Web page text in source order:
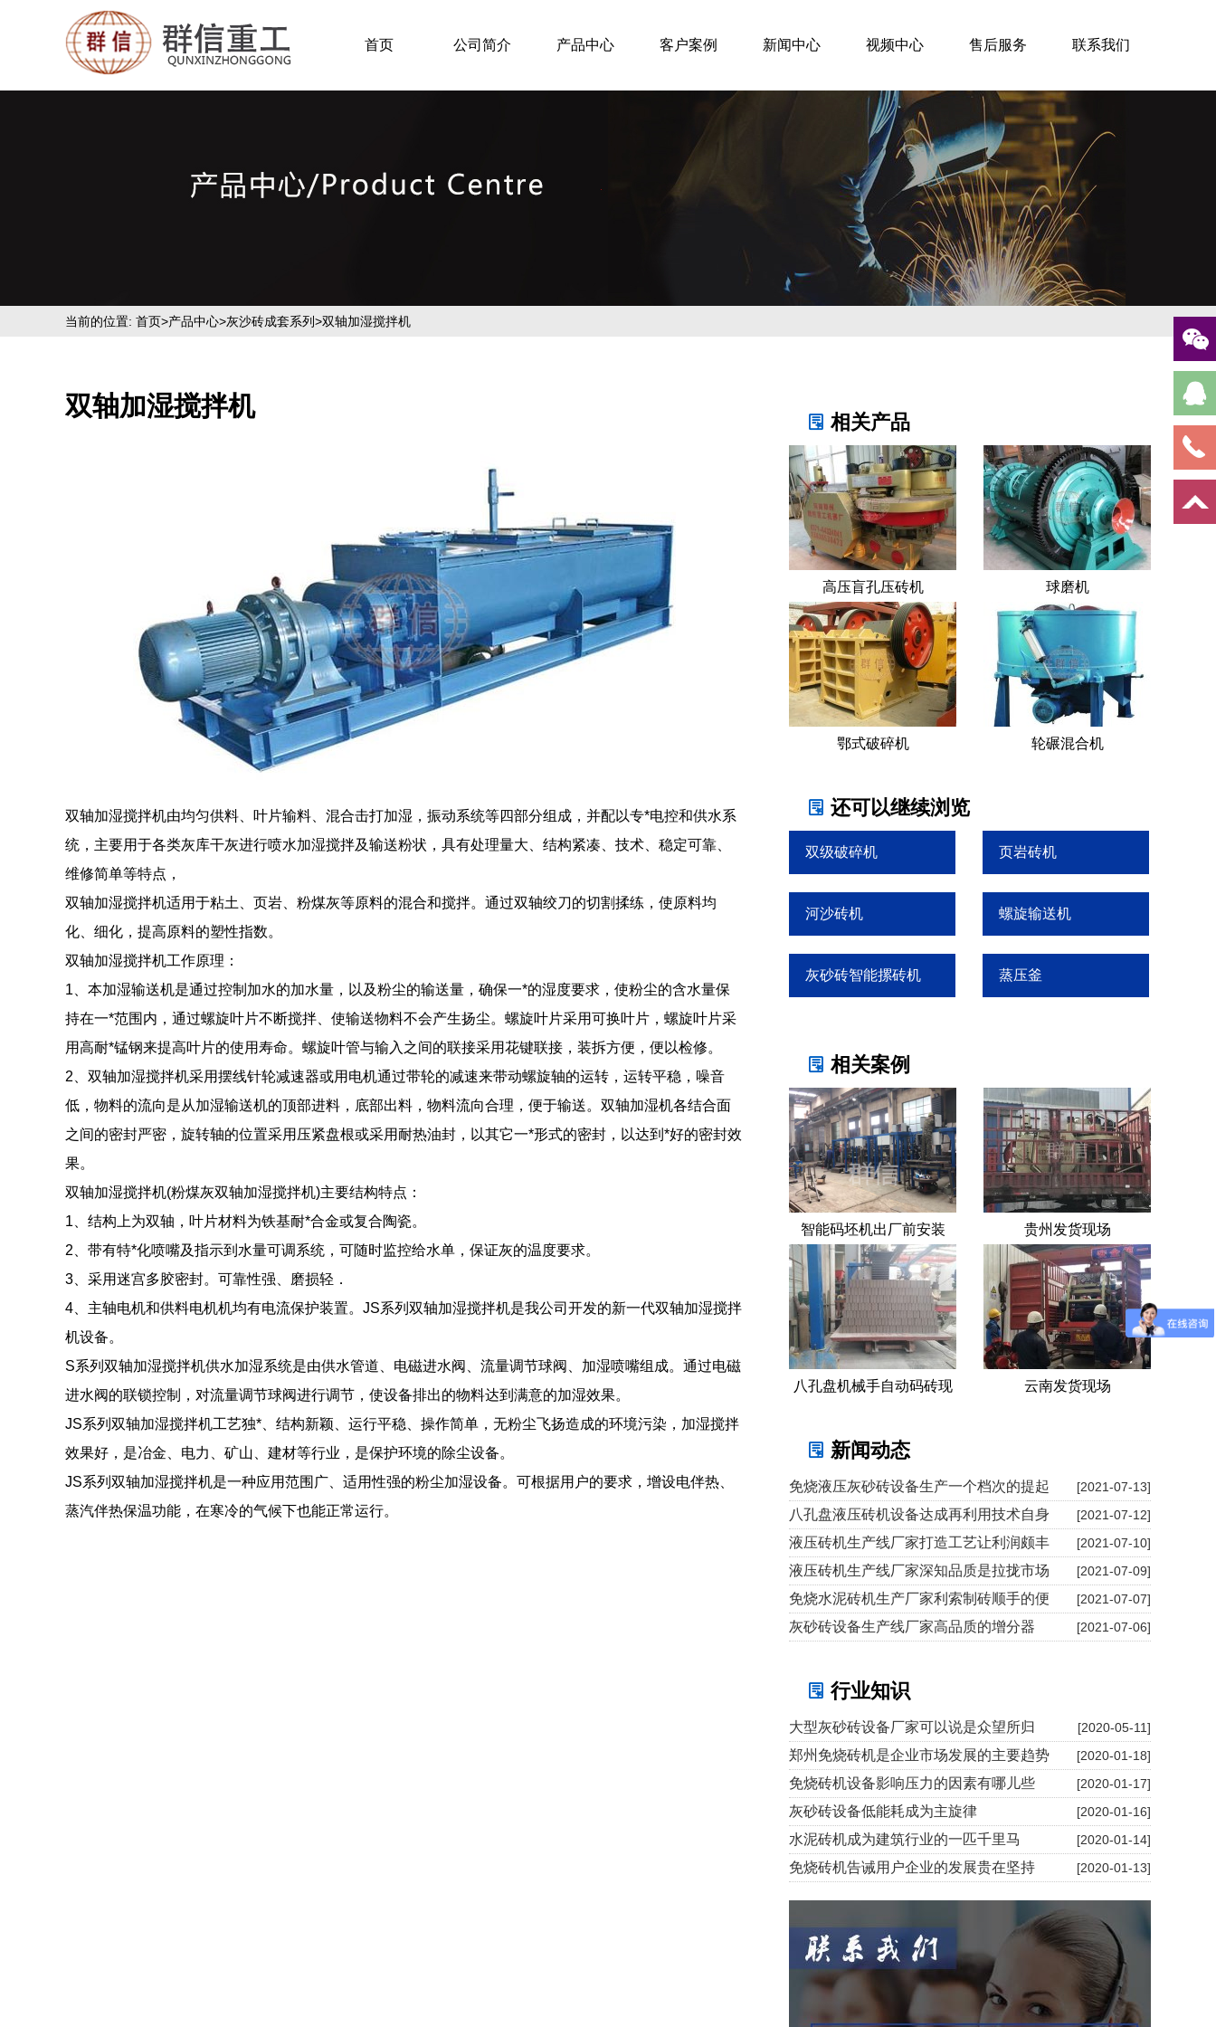
首页 公司简介 产品中心 客户案例 新闻中心 视频中心 售后服务 联系我们
当前的位置: 首页>产品中心>灰沙砖成套系列>双轴加湿搅拌机
双轴加湿搅拌机
双轴加湿搅拌机由均匀供料、叶片输料、混合击打加湿，振动系统等四部分组成，并配以专*电控和供水系
统，主要用于各类灰库干灰进行喷水加湿搅拌及输送粉状，具有处理量大、结构紧凑、技术、稳定可靠、
维修简单等特点，
双轴加湿搅拌机适用于粘土、页岩、粉煤灰等原料的混合和搅拌。通过双轴绞刀的切割揉练，使原料均
化、细化，提高原料的塑性指数。
双轴加湿搅拌机工作原理：
1、本加湿输送机是通过控制加水的加水量，以及粉尘的输送量，确保一*的湿度要求，使粉尘的含水量保
持在一*范围内，通过螺旋叶片不断搅拌、使输送物料不会产生扬尘。螺旋叶片采用可换叶片，螺旋叶片采
用高耐*锰钢来提高叶片的使用寿命。螺旋叶管与输入之间的联接采用花键联接，装拆方便，便以检修。
2、双轴加湿搅拌机采用摆线针轮减速器或用电机通过带轮的减速来带动螺旋轴的运转，运转平稳，噪音
低，物料的流向是从加湿输送机的顶部进料，底部出料，物料流向合理，便于输送。双轴加湿机各结合面
之间的密封严密，旋转轴的位置采用压紧盘根或采用耐热油封，以其它一*形式的密封，以达到*好的密封效
果。
双轴加湿搅拌机(粉煤灰双轴加湿搅拌机)主要结构特点：
1、结构上为双轴，叶片材料为铁基耐*合金或复合陶瓷。
2、带有特*化喷嘴及指示到水量可调系统，可随时监控给水单，保证灰的温度要求。
3、采用迷宫多胶密封。可靠性强、磨损轻．
4、主轴电机和供料电机机均有电流保护装置。JS系列双轴加湿搅拌机是我公司开发的新一代双轴加湿搅拌
机设备。
S系列双轴加湿搅拌机供水加湿系统是由供水管道、电磁进水阀、流量调节球阀、加湿喷嘴组成。通过电磁
进水阀的联锁控制，对流量调节球阀进行调节，使设备排出的物料达到满意的加湿效果。
JS系列双轴加湿搅拌机工艺独*、结构新颖、运行平稳、操作简单，无粉尘飞扬造成的环境污染，加湿搅拌
效果好，是冶金、电力、矿山、建材等行业，是保护环境的除尘设备。
JS系列双轴加湿搅拌机是一种应用范围广、适用性强的粉尘加湿设备。可根据用户的要求，增设电伴热、
蒸汽伴热保温功能，在寒冷的气候下也能正常运行。
相关产品
高压盲孔压砖机 球磨机
鄂式破碎机 轮碾混合机
还可以继续浏览
双级破碎机 页岩砖机
河沙砖机 螺旋输送机
灰砂砖智能摞砖机 蒸压釜
相关案例
智能码坯机出厂前安装 贵州发货现场
八孔盘机械手自动码砖现
云南发货现场
新闻动态
免烧液压灰砂砖设备生产一个档次的提起 [2021-07-13]
八孔盘液压砖机设备达成再利用技术自身 [2021-07-12]
液压砖机生产线厂家打造工艺让利润颇丰 [2021-07-10]
液压砖机生产线厂家深知品质是拉拢市场 [2021-07-09]
免烧水泥砖机生产厂家利索制砖顺手的便 [2021-07-07]
灰砂砖设备生产线厂家高品质的增分器 [2021-07-06]
行业知识
大型灰砂砖设备厂家可以说是众望所归 [2020-05-11]
郑州免烧砖机是企业市场发展的主要趋势 [2020-01-18]
免烧砖机设备影响压力的因素有哪儿些 [2020-01-17]
灰砂砖设备低能耗成为主旋律 [2020-01-16]
水泥砖机成为建筑行业的一匹千里马 [2020-01-14]
免烧砖机告诫用户企业的发展贵在坚持 [2020-01-13]